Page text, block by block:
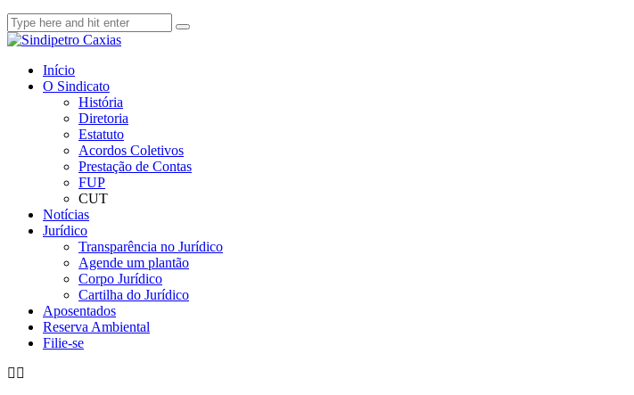
Início
O Sindicato
História
Diretoria
Estatuto
Acordos Coletivos
Prestação de Contas
FUP
CUT
Notícias
Jurídico
Transparência no Jurídico
Agende um plantão
Corpo Jurídico
Cartilha do Jurídico
Aposentados
Reserva Ambiental
Filie-se